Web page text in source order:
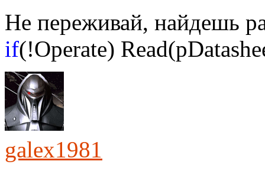
Не переживай, найдешь
if(!Operate)
galex1981